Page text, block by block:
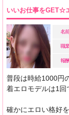
いいお仕事をGET☆
名前
職業
報酬
普段は時給1000円
着エロモデルは1回
確かにエロい格好